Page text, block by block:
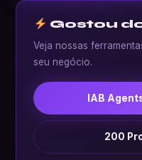
Gostou
Veja nossas
seu negócio.
IAB
200